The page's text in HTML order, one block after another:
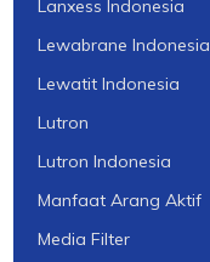
Lanxess Indonesia
Lewabrane Indonesia
Lewatit Indonesia
Lutron
Lutron Indonesia
Manfaat Arang Aktif
Media Filter